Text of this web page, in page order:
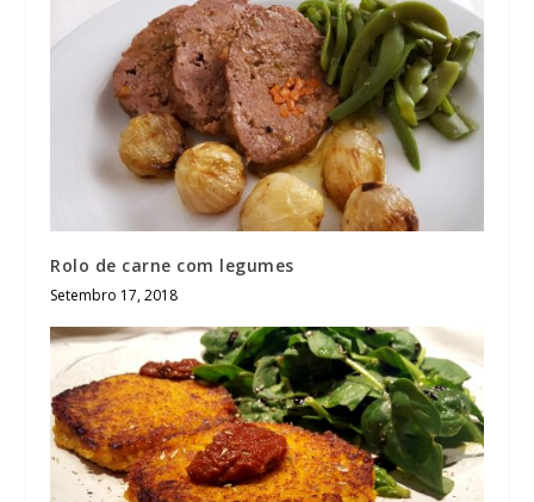
Rolo de carne com legumes
Setembro 17, 2018